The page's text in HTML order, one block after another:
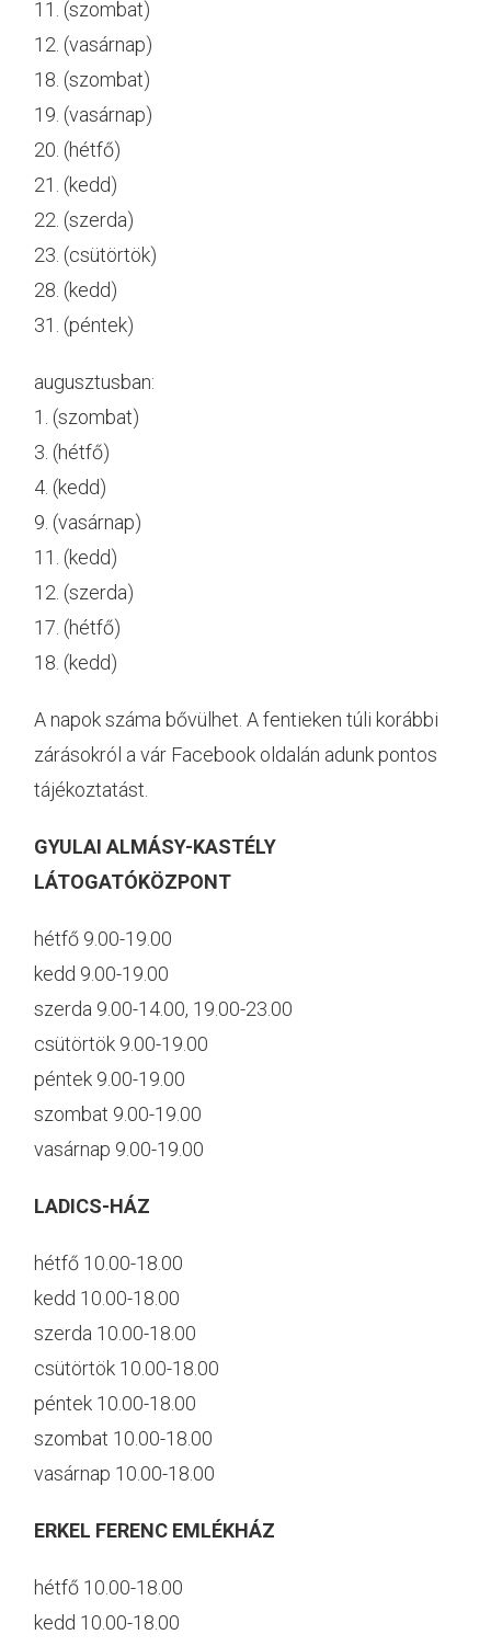
11. (szombat)
12. (vasárnap)
18. (szombat)
19. (vasárnap)
20. (hétfő)
21. (kedd)
22. (szerda)
23. (csütörtök)
28. (kedd)
31. (péntek)
augusztusban:
1. ‎(szombat)
3. (hétfő)
4. (kedd)
9. (vasárnap)
11. (kedd)
12. (szerda)
17. (hétfő)
18. (kedd)
A napok száma bővülhet. A fentieken túli korábbi
zárásokról a vár Facebook oldalán adunk pontos
tájékoztatást.
GYULAI ALMÁSY-KASTÉLY
LÁTOGATÓKÖZPONT
hétfő 9.00-19.00
kedd 9.00-19.00
szerda 9.00-14.00, 19.00-23.00
csütörtök 9.00-19.00
péntek 9.00-19.00
szombat 9.00-19.00
vasárnap 9.00-19.00
LADICS-HÁZ
hétfő 10.00-18.00
kedd 10.00-18.00
szerda 10.00-18.00
csütörtök 10.00-18.00
péntek 10.00-18.00
szombat 10.00-18.00
vasárnap 10.00-18.00
ERKEL FERENC EMLÉKHÁZ
hétfő 10.00-18.00
kedd 10.00-18.00